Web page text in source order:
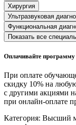
Допуски
Хирургия
Ультразвуковая
Функциональная
Показать все
Оплачивайте программу
При оплате
скидку 10% на
с другими акциями
при онлайн-оплате
Категория: Высший